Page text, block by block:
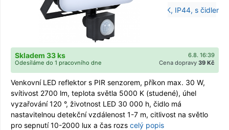
6.8. 16:39
Skladem 33 ks
Cena dopravy 39 Kč
Odesíláme do 1 pracovního dne
Venkovní LED reflektor s PIR senzorem, příkon max. 30 W,
svítivost 2700 lm, teplota světla 5000 K (studené), úhel
vyzařování 120 °, životnost LED 30 000 h, čidlo má
nastavitelnou detekční vzdálenost 1-7 m, citlivost na světlo
pro sepnutí 10-2000 lux a čas rozs celý popis